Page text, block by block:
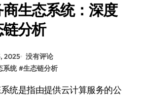
生态系统：深度
分析
2025 没有评论
系统 #生态链分析